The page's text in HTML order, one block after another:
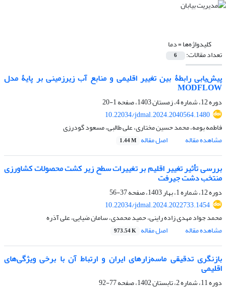
کلیدواژه‌ها =دما
تعداد مقالات: 6
پیش‌یابی رابطۀ بین تغییر اقلیمی و منابع آب زیرزمینی بر پایۀ مدل
MODFLOW
دوره 12، شماره 4، زمستان 1403، صفحه
1-20
10.22034/jdmal.2024.2040564.1480
فاطمه بومه، محمد حسین مختاری، علی طالبی، مسعود گودرزی
مشاهده مقاله
اصل مقاله 1.44 M
بررسی تأثیر تغییر اقلیم بر تغییرات سطح زیر کشت محصولات کشاورزی
منتخب دشت جیرفت
دوره 12، شماره 1، بهار 1403، صفحه
37-56
10.22034/jdmal.2024.2022733.1454
محمد جواد مهدی زاده راینی، حمید محمدی، سامان ضیایی، علی آذره
مشاهده مقاله
اصل مقاله 973.54 K
بازنگری تدقیقی ماسه‌زارهای ایران و ارتباط آن با برخی ویژگی‌های
اقلیمی
دوره 11، شماره 2، تابستان 1402، صفحه
77-92